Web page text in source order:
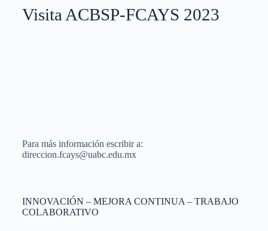
Visita ACBSP-FCAYS 2023
Para más información escribir a:
direccion.fcays@uabc.edu.mx
INNOVACIÓN – MEJORA CONTINUA – TRABAJO
COLABORATIVO